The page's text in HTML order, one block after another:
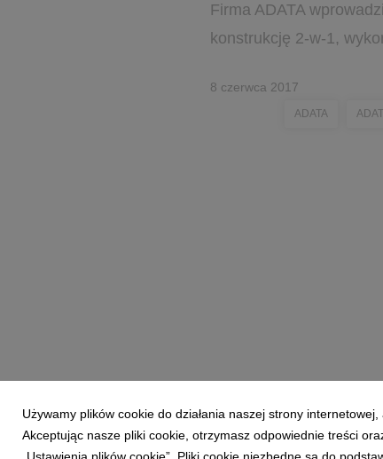
Firma ADATA
konstrukcję 2-w-1,
8 czerwca 2017
ADATA
Używamy plików cookie do działania naszej strony
Akceptując nasze pliki cookie, otrzymasz odpowiednie treści